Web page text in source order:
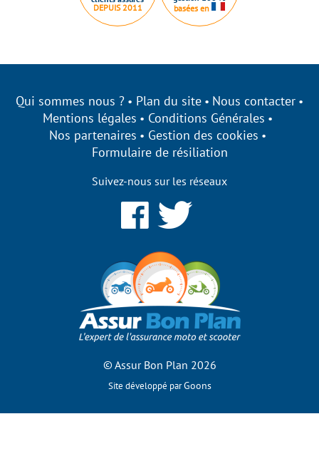
DEPUIS 2011
basées en
Qui sommes nous ? Plan du site
Nous contacter
Mentions légales
Conditions Générales
Nos partenaires
Gestion des cookies
Formulaire de résiliation
Suivez-nous sur les réseaux
© Assur Bon Plan 2026
Site développé parGoons